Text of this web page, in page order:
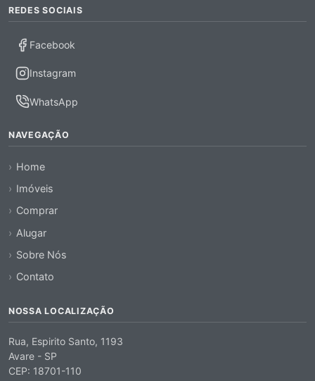
REDES SOCIAIS
Facebook
Instagram
WhatsApp
NAVEGAÇÃO
Home
Imóveis
Comprar
Alugar
Sobre Nós
Contato
NOSSA LOCALIZAÇÃO
Rua, Espirito Santo, 1193
Avare - SP
CEP: 18701-110